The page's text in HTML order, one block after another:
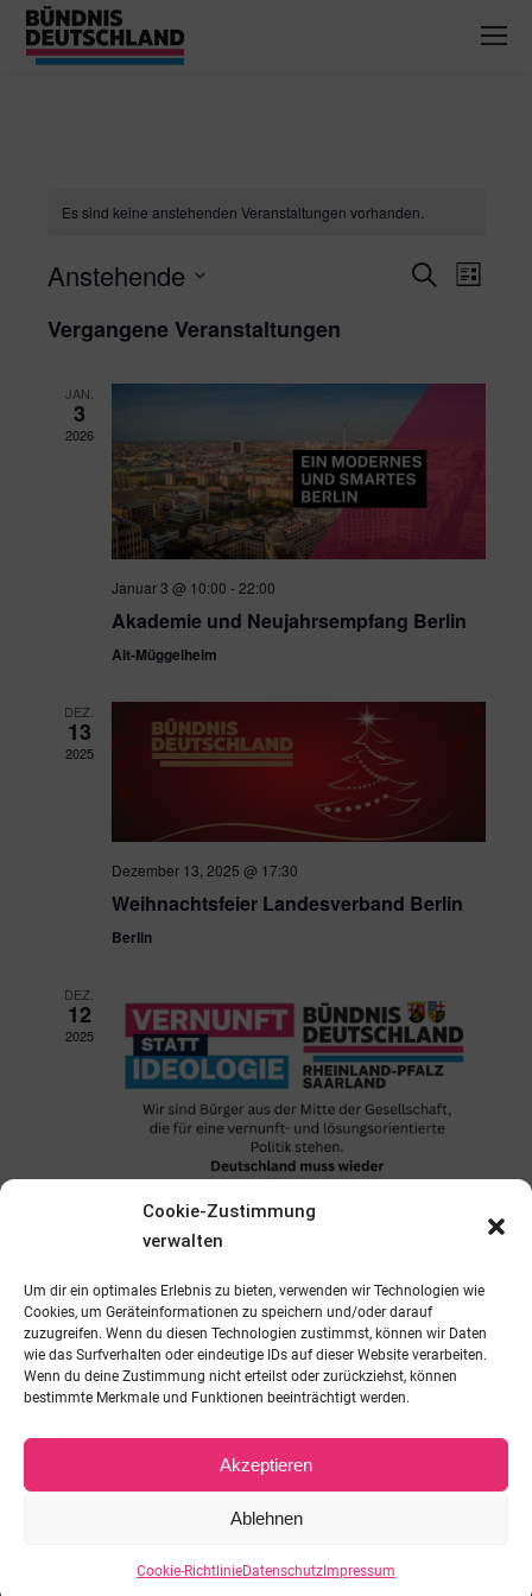
Cookie-Zustimmung
verwalten
Um dir ein optimales Erlebnis zu bieten, verwenden wir Technologien wie
Cookies, um Geräteinformationen zu speichern und/oder darauf
zuzugreifen. Wenn du diesen Technologien zustimmst, können wir Daten
wie das Surfverhalten oder eindeutige IDs auf dieser Website verarbeiten.
Wenn du deine Zustimmung nicht erteilst oder zurückziehst, können
bestimmte Merkmale und Funktionen beeinträchtigt werden.
Akzeptieren
Ablehnen
Cookie-RichtlinieDatenschutz Impressum
Es sind keine anstehenden Veranstaltungen vorhanden.
und
Suche
Liste
Anstehende
wählen.
Vergangene Veranstaltungen
JAN.
3
2026
Januar 3 @ 10:00 - 22:00
Akademie und Neujahrsempfang Berlin
Alt-Müggelheim
DEZ.
13
2025
Dezember 13, 2025 @ 17:30
Weihnachtsfeier Landesverband Berlin
Berlin
DEZ.
12
2025
Dezember 12, 2025 @ 18:30-21:30
Stammtisch Rheinland-Pfalz/Saarland
KirchbergKappeler Str. 14, Kirchberg
Footer Menu